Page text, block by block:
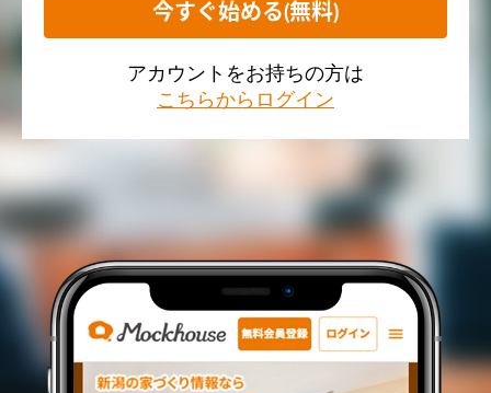
今すぐ始める(無料)
アカウントをお持ちの方は
こちらからログイン